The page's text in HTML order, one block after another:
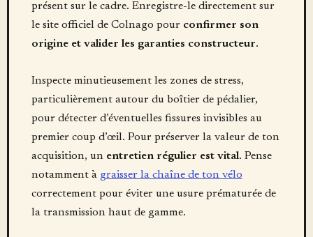
présent sur le cadre. Enregistre-le directement sur
le site officiel de Colnago pour confirmer son
origine et valider les garanties constructeur.
Inspecte minutieusement les zones de stress,
particulièrement autour du boîtier de pédalier,
pour détecter d’éventuelles fissures invisibles au
premier coup d’œil. Pour préserver la valeur de ton
acquisition, un entretien régulier est vital. Pense
notamment à graisser la chaîne de ton vélo
correctement pour éviter une usure prématurée de
la transmission haut de gamme.